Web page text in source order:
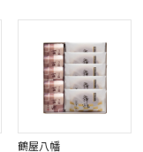
鶴屋八幡